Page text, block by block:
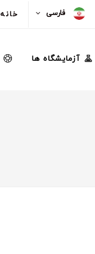
فارسی خانه
آزمایشگاه ها